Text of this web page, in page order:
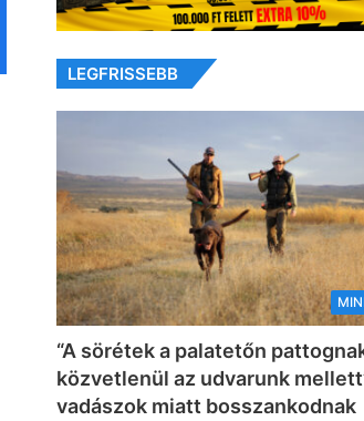
LEGFRISSEBB
“A sörétek a palatetőn
közvetlenül az udvarunk
vadászok miatt bosszankodnak